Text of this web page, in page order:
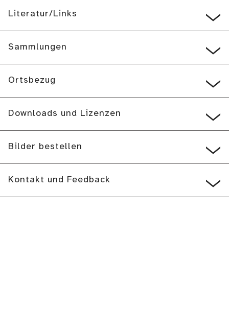
Literatur/Links
Sammlungen
Ortsbezug
Downloads und Lizenzen
Bilder bestellen
Kontakt und Feedback